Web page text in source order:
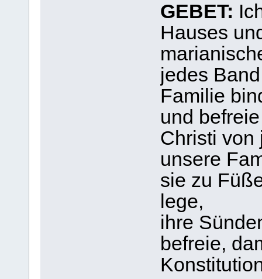
GEBET:
Hauses
jedes
Familie
und
Christi von
unsere
sie zu
lege,
ihre
befreie,